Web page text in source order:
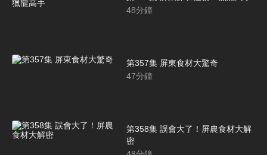
48分鐘
第357集 屏東食材大驚奇
47分鐘
第358集 誤會大了！屏農食材大解
密